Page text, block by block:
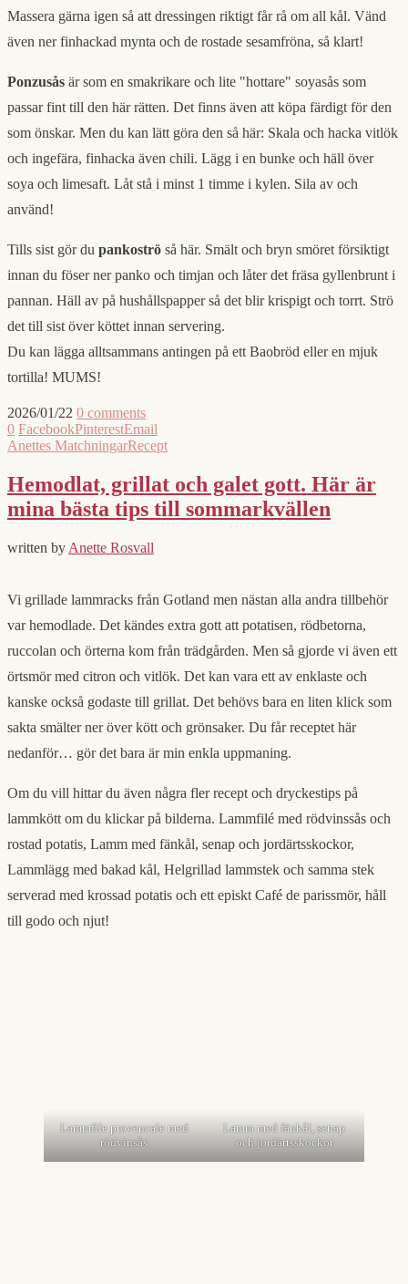
Massera gärna igen så att dressingen riktigt får rå om all kål. Vänd
även ner finhackad mynta och de rostade sesamfröna, så klart!
Ponzusås är som en smakrikare och lite "hottare" soyasås som
passar fint till den här rätten. Det finns även att köpa färdigt för den
som önskar. Men du kan lätt göra den så här: Skala och hacka vitlök
och ingefära, finhacka även chili. Lägg i en bunke och häll över
soya och limesaft. Låt stå i minst 1 timme i kylen. Sila av och
använd!
Tills sist gör du pankoströ så här. Smält och bryn smöret försiktigt
innan du föser ner panko och timjan och låter det fräsa gyllenbrunt i
pannan. Häll av på hushållspapper så det blir krispigt och torrt. Strö
det till sist över köttet innan servering.
Du kan lägga alltsammans antingen på ett Baobröd eller en mjuk
tortilla! MUMS!
2026/01/22 0 comments
0 FacebookPinterestEmail
Anettes MatchningarRecept
Hemodlat, grillat och galet gott. Här är
mina bästa tips till sommarkvällen
written by Anette Rosvall
Vi grillade lammracks från Gotland men nästan alla andra tillbehör
var hemodlade. Det kändes extra gott att potatisen, rödbetorna,
ruccolan och örterna kom från trädgården. Men så gjorde vi även ett
örtsmör med citron och vitlök. Det kan vara ett av enklaste och
kanske också godaste till grillat. Det behövs bara en liten klick som
sakta smälter ner över kött och grönsaker. Du får receptet här
nedanför… gör det bara är min enkla uppmaning.
Om du vill hittar du även några fler recept och dryckestips på
lammkött om du klickar på bilderna. Lammfilé med rödvinssås och
rostad potatis, Lamm med fänkål, senap och jordärtsskockor,
Lammlägg med bakad kål, Helgrillad lammstek och samma stek
serverad med krossad potatis och ett episkt Café de parissmör, håll
till godo och njut!
Lammfile provencale med
rödvinsås
Lamm med fänkål, senap
och jordärtsskockor